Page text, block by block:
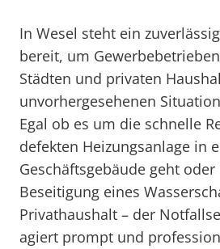
In Wesel steht ein
bereit, um
Städten und privaten
unvorhergesehenen
Egal ob es um die schnelle
defekten Heizungsanlage in
Geschäftsgebäude geht
Beseitigung eines
Privathaushalt – der
agiert prompt und